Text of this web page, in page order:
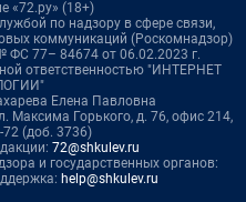
«72.ру» (18+)
по надзору в сфере связи,
коммуникаций (Роскомнадзор)
77– 84674 от 06.02.2023 г.
ответственностью "ИНТЕРНЕТ
Елена Павловна
Максима Горького, д. 76, офис 214,
72 (доб. 3736)
72@shkulev.ru
и государственных органов:
help@shkulev.ru